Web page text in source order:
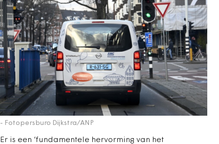
- Fotopersburo Dijkstra/ANP
Er is een ‘fundamentele hervorming van het